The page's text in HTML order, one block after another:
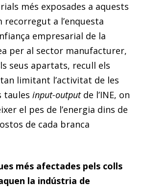
més exposades a aquests
recorregut a l’enquesta
empresarial de la
per al sector manufacturer,
seus apartats, recull els
limitant l’activitat de les
taules input-outputde l’INE, on
el pes de l’energia dins de
de cada branca
més afectades pels colls
la indústria de